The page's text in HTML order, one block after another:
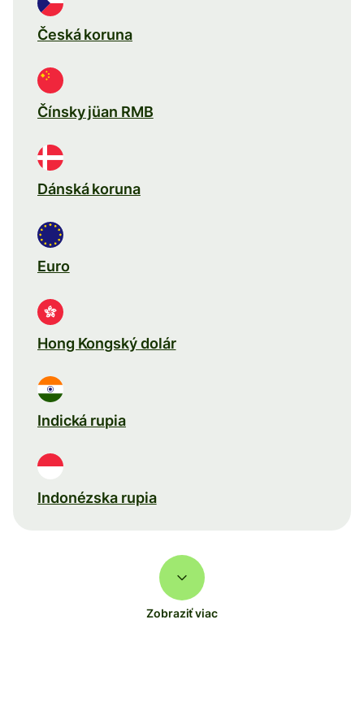
Česká koruna
Čínsky jüan RMB
Dánská koruna
Euro
Hong Kongský dolár
Indická rupia
Indonézska rupia
Zobraziť viac